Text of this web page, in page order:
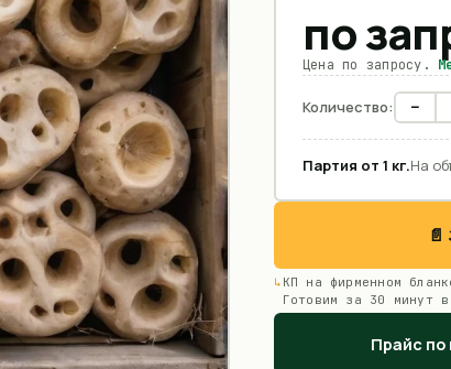
по
Цена по запросу.
Количество: −
Партия от 1 кг.На
КП на фирменном
Готовим за 30 минут
Прайс по